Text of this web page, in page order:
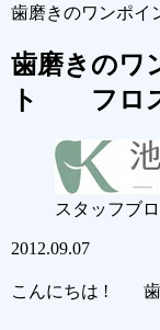
歯磨きのワンポ
歯磨きのワ
ト フロ
スタッフブ
2012.09.07
こんにちは ! 歯